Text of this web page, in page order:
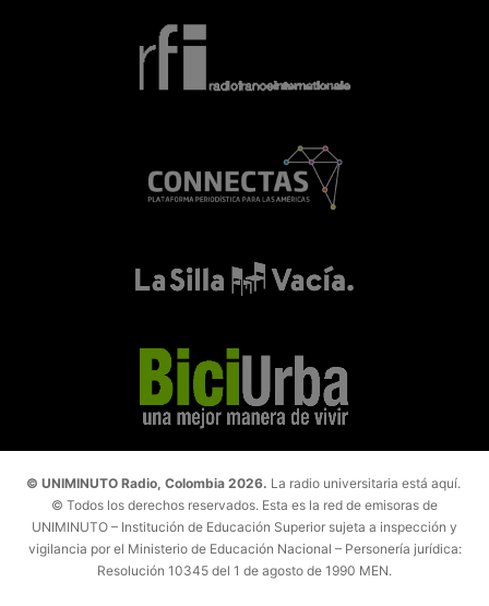
© UNIMINUTO Radio, Colombia 2026. La radio universitaria está aquí.
© Todos los derechos reservados. Esta es la red de emisoras de
UNIMINUTO – Institución de Educación Superior sujeta a inspección y
vigilancia por el Ministerio de Educación Nacional – Personería jurídica:
Resolución 10345 del 1 de agosto de 1990 MEN.